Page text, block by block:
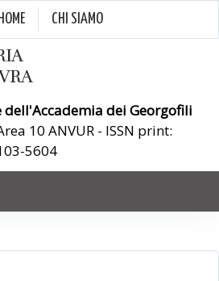
HOME CHI SIAMO
dell'Accademia dei Georgofili
10 ANVUR - ISSN print:
5604